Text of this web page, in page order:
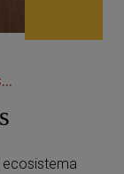
ecosistema